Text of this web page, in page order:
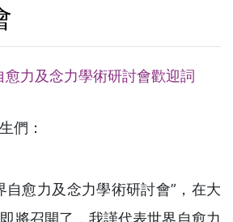
力及念力學術研討會歡迎詞
們：
自愈力及念力學術研討會”，在大